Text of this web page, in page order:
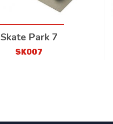
Skate Park 7
SK007